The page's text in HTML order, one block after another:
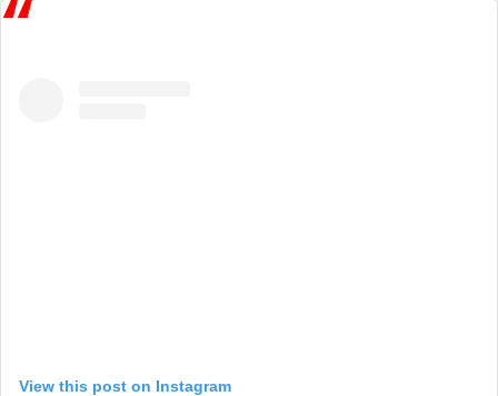
View this post on Instagram